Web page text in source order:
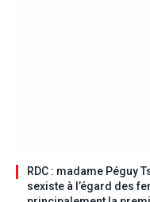
RDC : madame Péguy
sexiste à l’égard des